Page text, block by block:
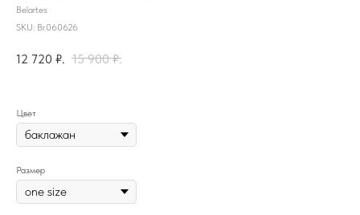
Belartes
SKU: Br.060626
12 720 ₽. 15 900 ₽.
Размер
Цвет
на главную